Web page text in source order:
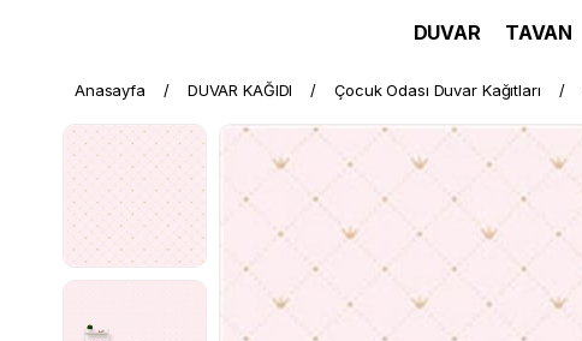
DUVAR TAVAN
Anasayfa DUVAR KAĞIDI Çocuk Odası Duvar Kağıtları